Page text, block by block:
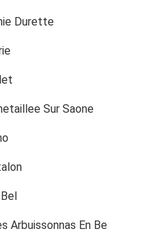
Durette
Sur Saone
Arbuissonnas En Be